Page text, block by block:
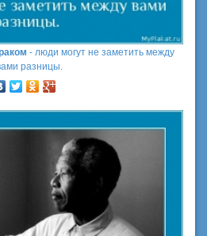
- люди могут не заметить между
разницы.